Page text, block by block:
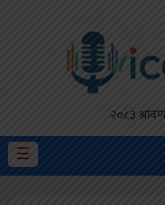
२०८३
☰
मैथिली
प्रदेश